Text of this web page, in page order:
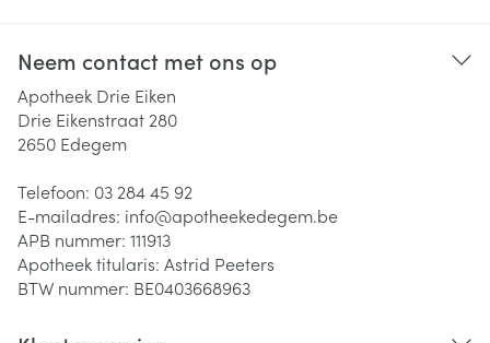
Neem contact met ons op
Apotheek Drie Eiken
Drie Eikenstraat 280
2650 Edegem
Telefoon: 03 284 45 92
E-mailadres: info@apotheekedegem.be
APB nummer: 111913
Apotheek titularis: Astrid Peeters
BTW nummer: BE0403668963